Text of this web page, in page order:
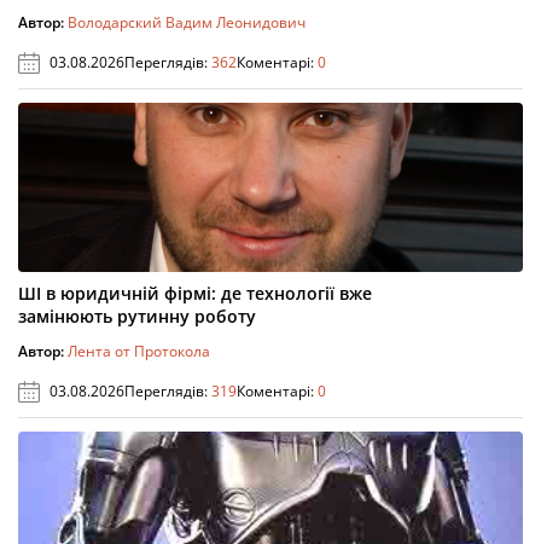
Автор: Володарский Вадим Леонидович
03.08.2026Переглядів:362Коментарі:0
ШІ в юридичній фірмі: де технології вже
замінюють рутинну роботу
Автор:Лента от Протокола
03.08.2026Переглядів:319Коментарі:0